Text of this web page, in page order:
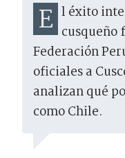
El éxito internacional del club cusqueño
Federación
oficiales a
analizan qué
como Chile.